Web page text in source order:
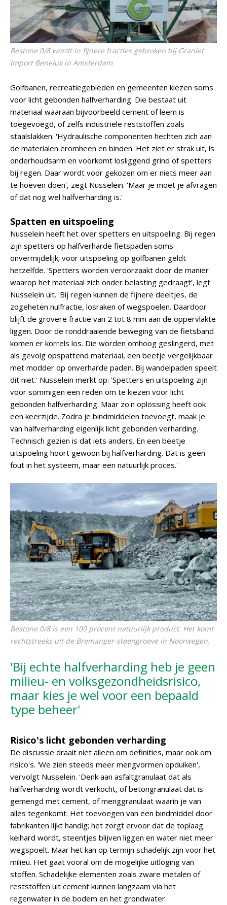
Bestone 0/8 wordt in fijnere fracties gebroken bij Graniet
Import Benelux in Amsterdam.
Golfbanen, recreatiegebieden en gemeenten kiezen soms
voor licht gebonden halfverharding. Die bestaat uit
materiaal waaraan bijvoorbeeld cement of leem is
toegevoegd, of zelfs industriële reststoffen zoals
staalslakken. 'Hydraulische componenten hechten zich aan
de materialen eromheen en binden. Het ziet er strak uit, is
onderhoudsarm en voorkomt losliggend grind of spetters
bij regen. Daar wordt voor gekozen om er niets meer aan
te hoeven doen', zegt Nusselein. 'Maar je moet je afvragen
of dat nog wel halfverharding is.'
Spatten en uitspoeling
Nusselein heeft het over spetters en uitspoeling. Bij regen
zijn spetters op halfverharde fietspaden soms
onvermijdelijk; voor uitspoeling op golfbanen geldt
hetzelfde. 'Spetters worden veroorzaakt door de manier
waarop het materiaal zich onder belasting gedraagt', legt
Nusselein uit. 'Bij regen kunnen de fijnere deeltjes, de
zogeheten nulfractie, losraken of wegspoelen. Daardoor
blijft de grovere fractie van 2 tot 8 mm aan de oppervlakte
liggen. Door de ronddraaiende beweging van de fietsband
komen er korrels los. Die worden omhoog geslingerd, met
als gevolg opspattend materiaal, een beetje vergelijkbaar
met modder op onverharde paden. Bij wandelpaden speelt
dit niet.' Nusselein merkt op: 'Spetters en uitspoeling zijn
voor sommigen een reden om te kiezen voor licht
gebonden halfverharding. Maar zo'n oplossing heeft ook
een keerzijde. Zodra je bindmiddelen toevoegt, maak je
van halfverharding eigenlijk licht gebonden verharding.
Technisch gezien is dat iets anders. En een beetje
uitspoeling hoort gewoon bij halfverharding. Dat is geen
fout in het systeem, maar een natuurlijk proces.'
Bestone 0/8 is een 100 procent natuurlijk product. Het komt
rechtstreeks uit de Bremanger-steengroeve in Noorwegen.
'Bij echte halfverharding heb je geen
milieu- en volksgezondheidsrisico,
maar kies je wel voor een bepaald
type beheer'
Risico's licht gebonden verharding
De discussie draait niet alleen om definities, maar ook om
risico's. 'We zien steeds meer mengvormen opduiken',
vervolgt Nusselein. 'Denk aan asfaltgranulaat dat als
halfverharding wordt verkocht, of betongranulaat dat is
gemengd met cement, of menggranulaat waarin je van
alles tegenkomt. Het toevoegen van een bindmiddel door
fabrikanten lijkt handig; het zorgt ervoor dat de toplaag
keihard wordt, steentjes blijven liggen en water niet meer
wegspoelt. Maar het kan op termijn schadelijk zijn voor het
milieu. Het gaat vooral om de mogelijke uitloging van
stoffen. Schadelijke elementen zoals zware metalen of
reststoffen uit cement kunnen langzaam via het
regenwater in de bodem en het grondwater